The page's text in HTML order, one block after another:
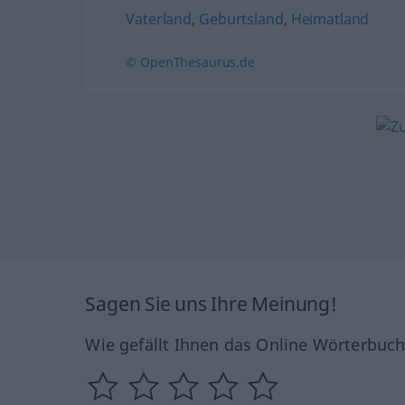
Vaterland, Geburtsland, Heimatland
© OpenThesaurus.de
Sagen Sie uns Ihre Meinung!
Wie gefällt Ihnen das Online